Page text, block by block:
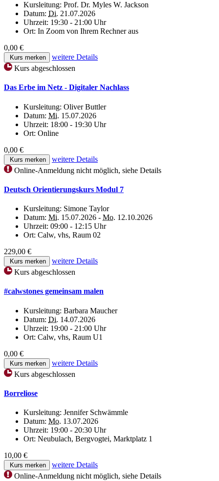
Kursleitung: Prof. Dr. Myles W. Jackson
Datum: Di. 21.07.2026
Uhrzeit: 19:30 - 21:00 Uhr
Ort: In Zoom von Ihrem Rechner aus
0,00 €
Kurs merken
weitere Details
Kurs abgeschlossen
Das Erbe im Netz - Digitaler Nachlass
Kursleitung: Oliver Buttler
Datum: Mi. 15.07.2026
Uhrzeit: 18:00 - 19:30 Uhr
Ort: Online
0,00 €
Kurs merken
weitere Details
Online-Anmeldung nicht möglich, siehe Details
Deutsch Orientierungskurs Modul 7
Kursleitung: Simone Taylor
Datum: Mi. 15.07.2026 - Mo. 12.10.2026
Uhrzeit: 09:00 - 12:15 Uhr
Ort: Calw, vhs, Raum 02
229,00 €
Kurs merken
weitere Details
Kurs abgeschlossen
#calwstones gemeinsam malen
Kursleitung: Barbara Maucher
Datum: Di. 14.07.2026
Uhrzeit: 19:00 - 21:00 Uhr
Ort: Calw, vhs, Raum U1
0,00 €
Kurs merken
weitere Details
Kurs abgeschlossen
Borreliose
Kursleitung: Jennifer Schwämmle
Datum: Mo. 13.07.2026
Uhrzeit: 19:00 - 20:30 Uhr
Ort: Neubulach, Bergvogtei, Marktplatz 1
10,00 €
Kurs merken
weitere Details
Online-Anmeldung nicht möglich, siehe Details